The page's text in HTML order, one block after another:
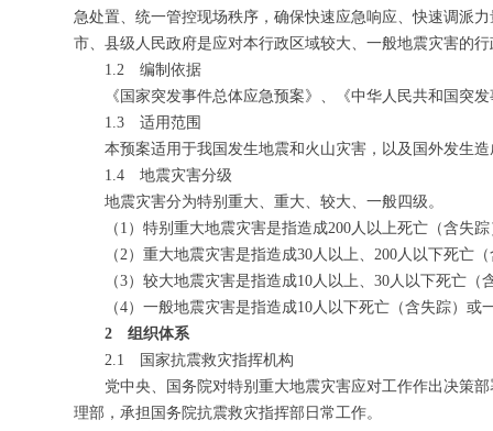
急处置、统一管控现场秩序，确保快速应急响应、快速调派
市、县级人民政府是应对本行政区域较大、一般地震灾害的
1.2 编制依据
《国家突发事件总体应急预案》、《中华人民共和国突
1.3 适用范围
本预案适用于我国发生地震和火山灾害，以及国外发生
1.4 地震灾害分级
地震灾害分为特别重大、重大、较大、一般四级。
（1）特别重大地震灾害是指造成200人以上死亡（含失
（2）重大地震灾害是指造成30人以上、200人以下死亡
（3）较大地震灾害是指造成10人以上、30人以下死亡
（4）一般地震灾害是指造成10人以下死亡（含失踪）或
2 组织体系
2.1 国家抗震救灾指挥机构
党中央、国务院对特别重大地震灾害应对工作作出决策
理部，承担国务院抗震救灾指挥部日常工作。